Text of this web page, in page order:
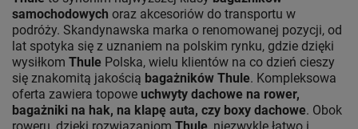
samochodowych oraz akcesoriów do transportu w
podróży. Skandynawska marka o renomowanej pozycji, od
lat spotyka się z uznaniem na polskim rynku, gdzie dzięki
wysiłkom Thule Polska, wielu klientów na co dzień cieszy
się znakomitą jakością bagażników Thule. Kompleksowa
oferta zawiera topowe uchwyty dachowe na rower,
bagażniki na hak, na klapę auta, czy boxy dachowe. Obok